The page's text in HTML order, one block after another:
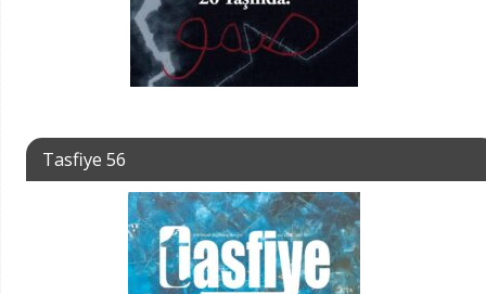
Tasfiye 56